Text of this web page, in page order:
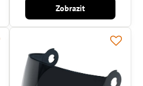
Zobrazit